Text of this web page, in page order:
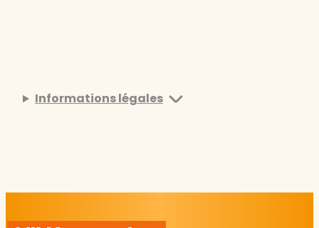
Informations légales